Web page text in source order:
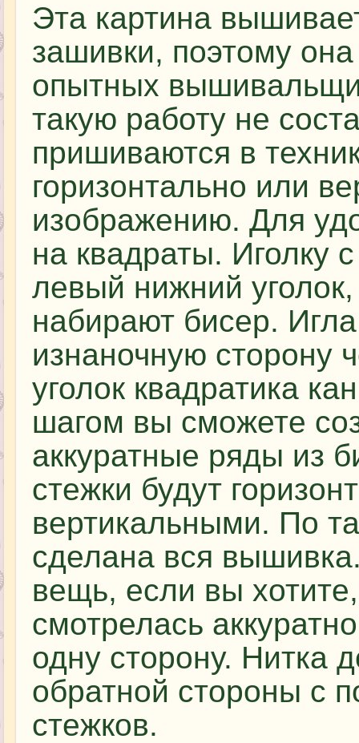
Эта картина
зашивки, поэтому
опытных
такую работу не
пришиваются в
горизонтально или
изображению. Для
на квадраты. Иголку
левый нижний
набирают бисер.
изнаночную сторону
уголок квадратика
шагом вы сможете
аккуратные ряды из
стежки будут
вертикальными. По
сделана вся
вещь, если вы
смотрелась
одну сторону. Нитка
обратной стороны с
стежков.